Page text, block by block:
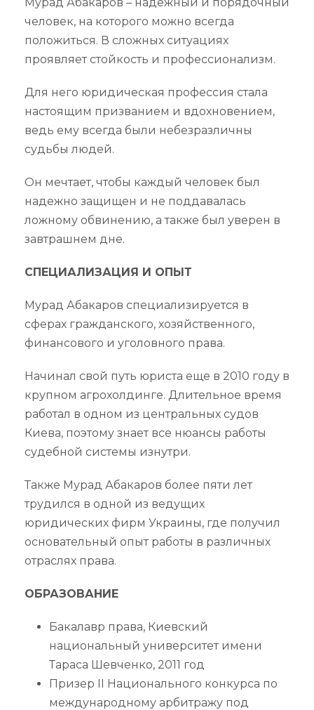
человек, на которого можно всегда
положиться. В сложных ситуациях
проявляет стойкость и профессионализм.
Для него юридическая профессия стала
настоящим призванием и вдохновением,
ведь ему всегда были небезразличны
судьбы людей.
Он мечтает, чтобы каждый человек был
надежно защищен и не поддавалась
ложному обвинению, а также был уверен в
завтрашнем дне.
СПЕЦИАЛИЗАЦИЯ И ОПЫТ
Мурад Абакаров специализируется в
сферах гражданского, хозяйственного,
финансового и уголовного права.
Начинал свой путь юриста еще в 2010 году в
крупном агрохолдинге. Длительное время
работал в одном из центральных судов
Киева, поэтому знает все нюансы работы
судебной системы изнутри.
Также Мурад Абакаров более пяти лет
трудился в одной из ведущих
юридических фирм Украины, где получил
основательный опыт работы в различных
отраслях права.
ОБРАЗОВАНИЕ
Бакалавр права, Киевский
национальный университет имени
Тараса Шевченко, 2011 год
Призер ІІ Национального конкурса по
международному арбитражу под